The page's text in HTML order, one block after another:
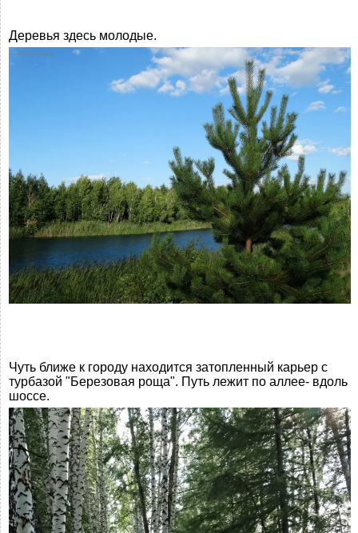
Деревья здесь молодые.
Чуть ближе к городу находится затопленный карьер с
турбазой "Березовая роща". Путь лежит по аллее- вдоль
шоссе.